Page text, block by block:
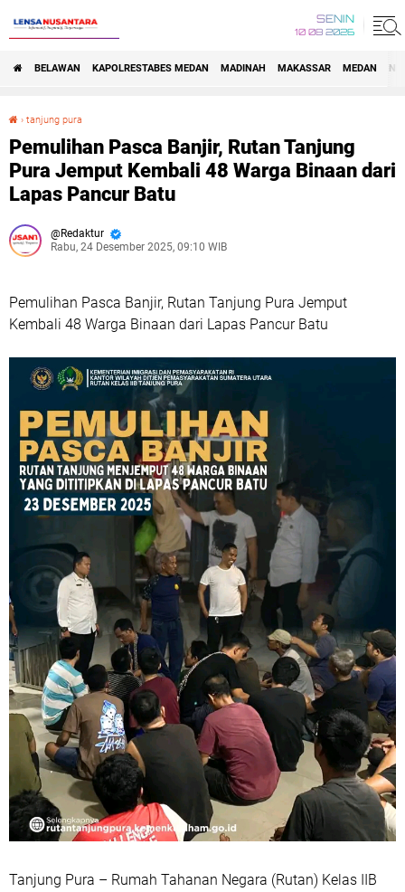
SENIN
10 08 2026
BELAWAN KAPOLRESTABES MEDAN MADINAH MAKASSAR MEDAN
› tanjung pura
Pemulihan Pasca Banjir, Rutan Tanjung
Pura Jemput Kembali 48 Warga Binaan dari
Lapas Pancur Batu
Redaktur
Rabu, 24 Desember 2025, 09:10 WIB
Pemulihan Pasca Banjir, Rutan Tanjung Pura Jemput
Kembali 48 Warga Binaan dari Lapas Pancur Batu
Tanjung Pura – Rumah Tahanan Negara (Rutan) Kelas IIB